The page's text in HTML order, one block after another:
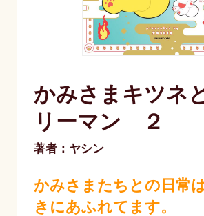
かみさまキツネ
リーマン ２
著者：ヤシン
かみさまたちとの日常
きにあふれてます。